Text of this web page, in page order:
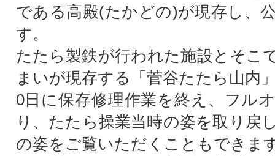
である高殿(たかどの)が現存し、
す。
たたら製鉄が行われた施設とそこ
まいが現存する「菅谷たたら山内
0日に保存修理作業を終え、フル
り、たたら操業当時の姿を取り戻
の姿をご覧いただくこともできま